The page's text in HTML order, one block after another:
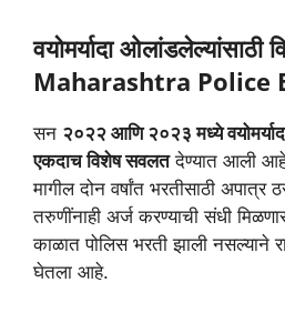
वयोमर्यादा
Maharashtra Police
सन २०२२ आणि २०२३ मध्ये
एकदाच विशेष सवलतदेण्यात आली
मागील दोन वर्षांत भरतीसाठी
तरुणींनाही अर्ज करण्याची संधी
काळात पोलिस भरती झाली नसल्याने
घेतला आहे.